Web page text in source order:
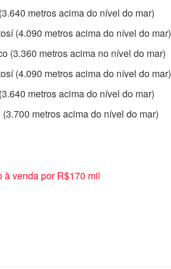
metros acima do nível do mar)
(4.090 metros acima do nível do mar)
(3.360 metros acima no nível do mar)
(4.090 metros acima do nível do mar)
metros acima do nível do mar)
metros acima do nível do mar)
venda por R$170 mil